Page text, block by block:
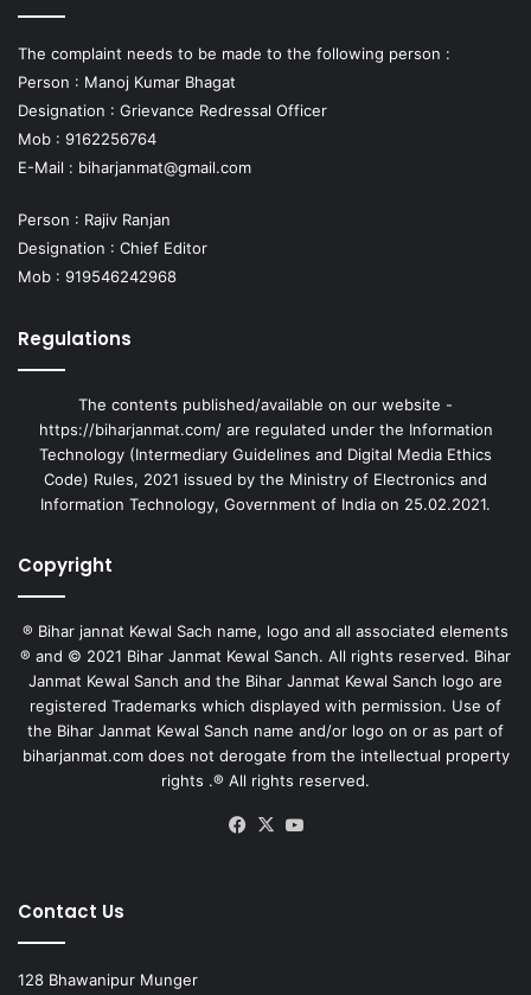
The complaint needs to be made to the following person :
Person : Manoj Kumar Bhagat
Designation : Grievance Redressal Officer
Mob : 9162256764
E-Mail : biharjanmat@gmail.com
Person : Rajiv Ranjan
Designation : Chief Editor
Mob : 919546242968
Regulations
The contents published/available on our website -
https://biharjanmat.com/ are regulated under the Information
Technology (Intermediary Guidelines and Digital Media Ethics
Code) Rules, 2021 issued by the Ministry of Electronics and
Information Technology, Government of India on 25.02.2021.
Copyright
® Bihar jannat Kewal Sach name, logo and all associated elements
® and © 2021 Bihar Janmat Kewal Sanch. All rights reserved. Bihar
Janmat Kewal Sanch and the Bihar Janmat Kewal Sanch logo are
registered Trademarks which displayed with permission. Use of
the Bihar Janmat Kewal Sanch name and/or logo on or as part of
biharjanmat.com does not derogate from the intellectual property
rights .® All rights reserved.
Facebook
X
Contact Us
128 Bhawanipur Munger